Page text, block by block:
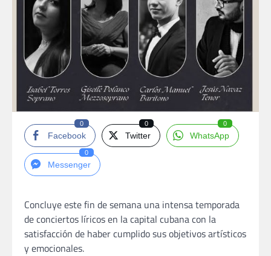
Facebook
0
Twitter
0
WhatsApp
0
Messenger
0
Concluye este fin de semana una intensa temporada
de conciertos líricos en la capital cubana con la
satisfacción de haber cumplido sus objetivos artísticos
y emocionales.